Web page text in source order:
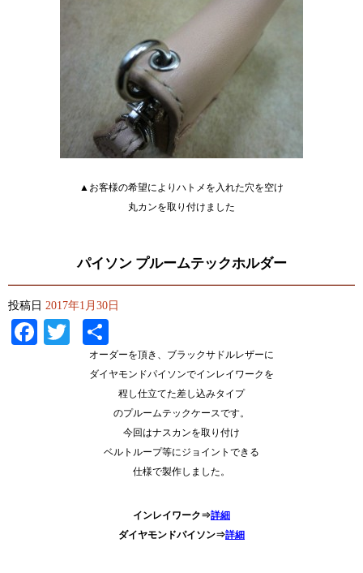
▲お客様の希望によりハトメを入れた穴を空け
丸カンを取り付けました
パイソン プルームテックホルダー
投稿日 2017年1月30日
Facebook
Twitter
有
オーダーを頂き、ブラックサドルレザーに
ダイヤモンドパイソンでインレイワークを
程し仕立てた差し込みタイプ
のプルームテックケースです。
今回はナスカンを取り付け
ベルトループ等にジョイントできる
仕様で製作しました。
インレイワーク⇒詳細
ダイヤモンドパイソン⇒詳細